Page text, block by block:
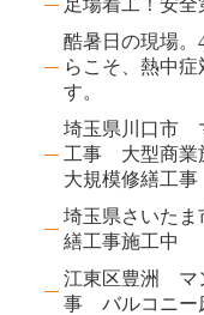
酷暑日の現場
らこそ、熱中症
す。
埼玉県川口市
工事 大型商業
大規模修繕工事
埼玉県さいたま
繕工事施工中
江東区豊洲 マ
事 バルコニー